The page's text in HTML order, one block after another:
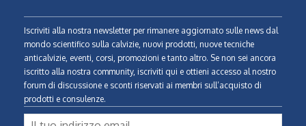
Iscriviti alla nostra newsletter per rimanere aggiornato sulle news dal
mondo scientifico sulla calvizie, nuovi prodotti, nuove tecniche
anticalvizie, eventi, corsi, promozioni e tanto altro. Se non sei ancora
iscritto alla nostra community, iscriviti qui e ottieni accesso al nostro
forum di discussione e sconti riservati ai membri sull’acquisto di
prodotti e consulenze.